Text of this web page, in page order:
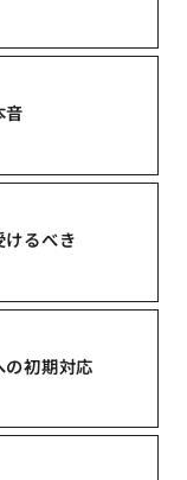
音
るべき
初期対応